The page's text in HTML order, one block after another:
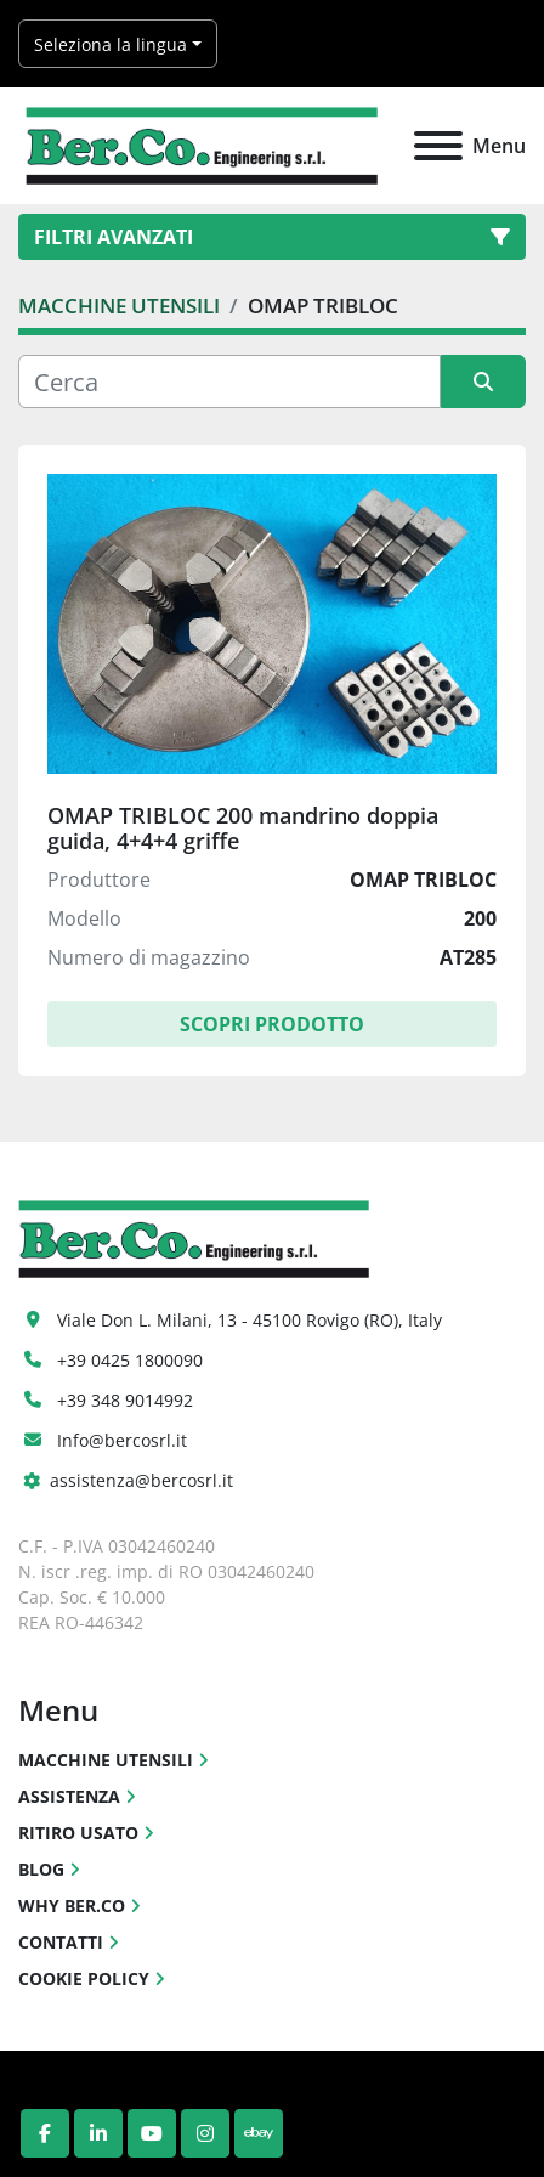
Seleziona la lingua
Menu
FILTRI AVANZATI
Categoria
Produttore
Modello
MACCHINE UTENSILI OMAP TRIBLOC
OMAP TRIBLOC 200 mandrino doppia
guida, 4+4+4 griffe
Produttore
OMAP TRIBLOC
Modello
200
Numero di magazzino
AT285
SCOPRI PRODOTTO
FACEBOOK
LINKEDINYOUTUBEINSTAGRAM
EBAY
Viale Don L. Milani, 13 - 45100 Rovigo (RO), Italy
+39 0425 1800090
+39 348 9014992
Info@bercosrl.it
assistenza@bercosrl.it
C.F. - P.IVA 03042460240
N. iscr .reg. imp. di RO 03042460240
Cap. Soc. € 10.000
REA RO-446342
Menu
MACCHINE UTENSILI
ASSISTENZA
RITIRO USATO
BLOG
WHY BER.CO
CONTATTI
COOKIE POLICY